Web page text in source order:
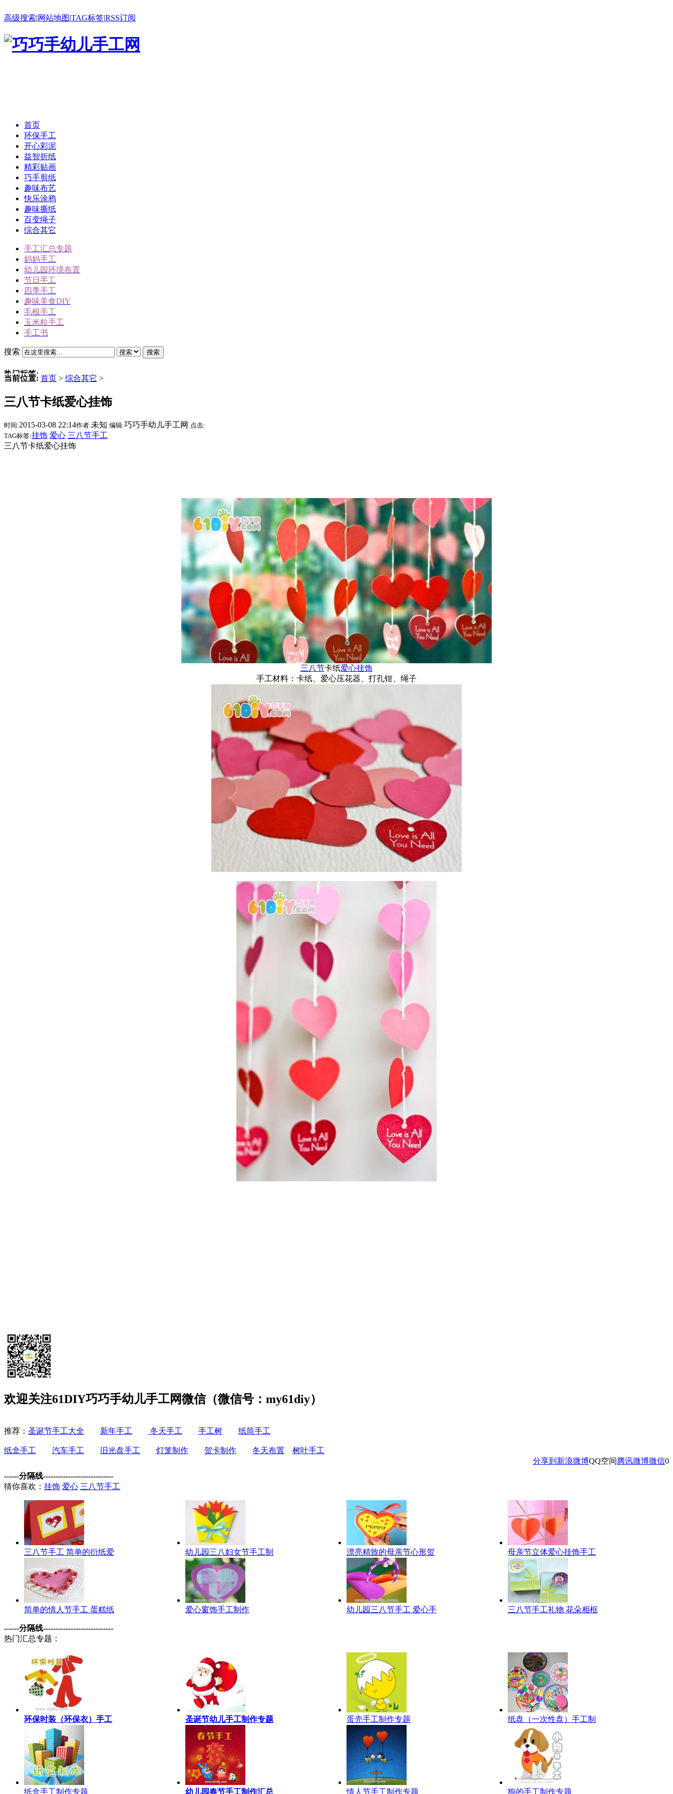
高级搜索|网站地图|TAG标签|RSS订阅
首页
环保手工
开心彩泥
益智折纸
精彩贴画
巧手剪纸
趣味布艺
快乐涂鸦
趣味撕纸
百变绳子
综合其它
手工汇总专题
妈妈手工
幼儿园环境布置
节日手工
四季手工
趣味美食DIY
毛根手工
玉米粒手工
手工书
搜索 搜索
热门标签:
三角插折纸
雪人
动物手工
圣诞节手工
驯鹿
当前位置: 首页 > 综合其它 >
三八节卡纸爱心挂饰
时间:2015-03-08 22:14作者:未知 编辑:巧巧手幼儿手工网 点击:
TAG标签:挂饰 爱心 三八节手工
三八节卡纸爱心挂饰
三八节卡纸爱心挂饰
手工材料：卡纸、爱心压花器、打孔钳、绳子
欢迎关注61DIY巧巧手幼儿手工网微信（微信号：my61diy）
推荐： 圣诞节手工大全 新年手工 冬天手工 手工树 纸筒手工
纸盒手工 汽车手工 旧光盘手工 灯笼制作 贺卡制作 冬天布置
树叶手工
分享到 新浪微博QQ空间腾讯微博微信0
------分隔线----------------------------
猜你喜欢： 挂饰 爱心 三八节手工
三八节手工 简单的衍纸爱 幼儿园三八妇女节手工制 漂亮精致的母亲节心形贺 母亲节立体爱心挂饰手工
简单的情人节手工 蛋糕纸 爱心窗饰手工制作 幼儿园三八节手工 爱心手 三八节手工礼物 花朵相框
------分隔线----------------------------
热门汇总专题：
环保时装（环保衣）手工 圣诞节幼儿手工制作专题 蛋壳手工制作专题 纸盘（一次性盘）手工制
纸盒手工制作专题 幼儿园春节手工制作汇总 情人节手工制作专题 狗的手工制作专题